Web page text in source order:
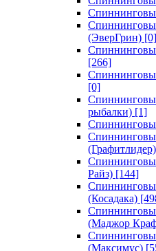
(ЭверГрин) [0]
[266]
[0]
рыбалки) [1]
(Графитлидер)
Райз) [144]
(Косадака)
(Маджор
(Максимус)